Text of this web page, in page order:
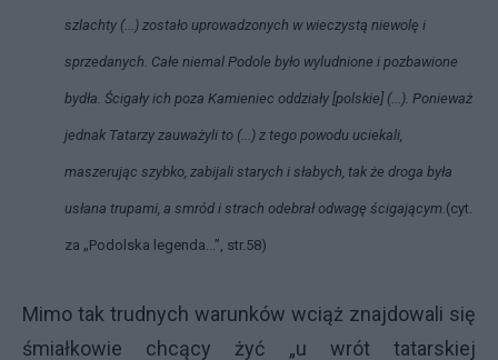
szlachty (...) zostało uprowadzonych w wieczystą niewolę i
sprzedanych. Całe niemal Podole było wyludnione i pozbawione
bydła. Ścigały ich poza Kamieniec oddziały [polskie] (...). Ponieważ
jednak Tatarzy zauważyli to (...) z tego powodu uciekali,
maszerując szybko, zabijali starych i słabych, tak że droga była
usłana trupami, a smród i strach odebrał odwagę ścigającym. (cyt.
za „Podolska legenda...”, str.58)
Mimo tak trudnych warunków wciąż znajdowali się
śmiałkowie chcący żyć „u wrót tatarskiej